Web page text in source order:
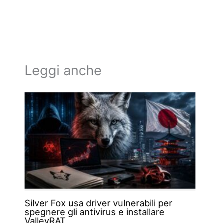
Leggi anche
Silver Fox usa driver vulnerabili per
spegnere gli antivirus e installare
ValleyRAT